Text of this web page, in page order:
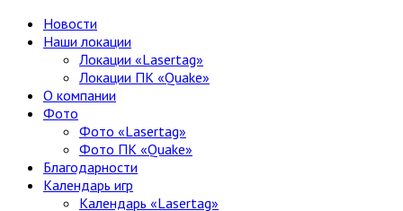
Новости
Наши локации
Локации «Lasertag»
Локации ПК «Quake»
О компании
Фото
Фото «Lasertag»
Фото ПК «Quake»
Благодарности
Календарь игр
Календарь «Lasertag»